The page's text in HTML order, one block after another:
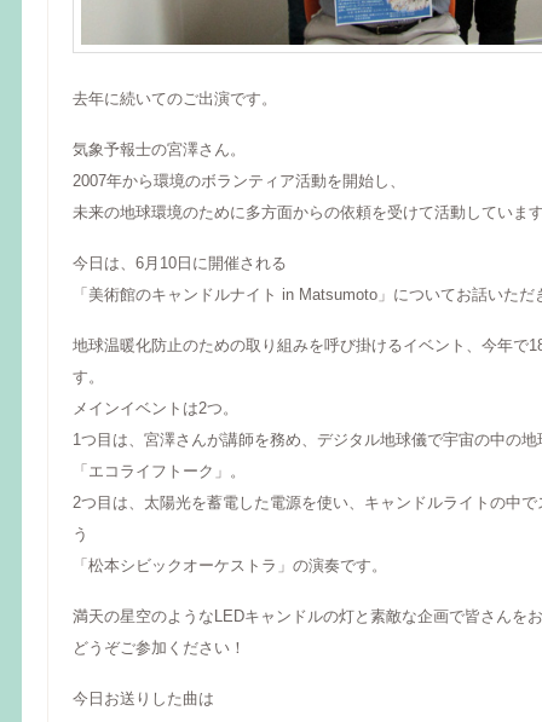
去年に続いてのご出演です。
気象予報士の宮澤さん。
2007年から環境のボランティア活動を開始し、
未来の地球環境のために多方面からの依頼を受けて活動していま
今日は、6月10日に開催される
「美術館のキャンドルナイト in Matsumoto」についてお話いただ
地球温暖化防止のための取り組みを呼び掛けるイベント、今年で
す。
メインイベントは2つ。
1つ目は、宮澤さんが講師を務め、デジタル地球儀で宇宙の中の
「エコライフトーク」。
2つ目は、太陽光を蓄電した電源を使い、キャンドルライトの中
う
「松本シビックオーケストラ」の演奏です。
満天の星空のようなLEDキャンドルの灯と素敵な企画で皆さんを
どうぞご参加ください！
今日お送りした曲は